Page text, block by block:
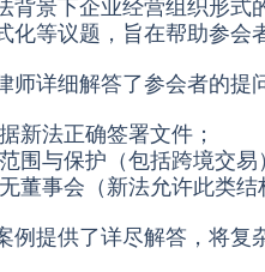
背景下企业经营组织形式
化等议题，旨在帮助参会
师详细解答了参会者的提
新法正确签署文件；
围与保护（包括跨境交易
董事会（新法允许此类结
例提供了详尽解答，将复